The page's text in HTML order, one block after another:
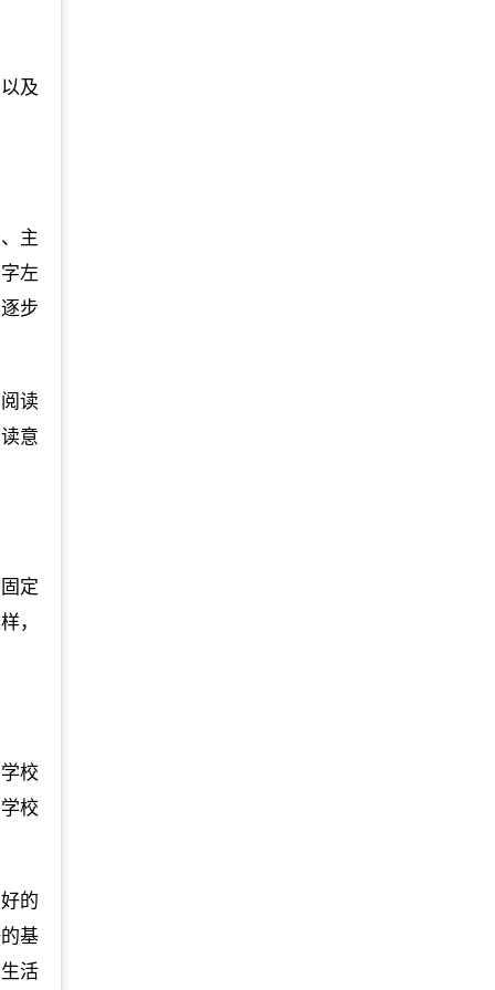
及
主
左
步
读
意
定
，
校
校
的
基
活